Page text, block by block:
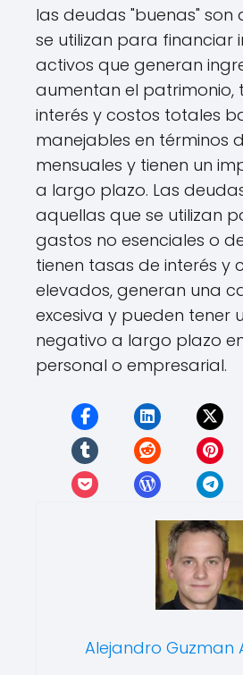
las deudas "buenas" son
se utilizan para financiar
activos que generan
aumentan el patrimonio,
interés y costos totales
manejables en términos
mensuales y tienen un
a largo plazo. Las
aquellas que se utilizan
gastos no esenciales o
tienen tasas de interés y
elevados, generan una
excesiva y pueden tener
negativo a largo plazo
personal o empresarial.
Alejandro Guzman